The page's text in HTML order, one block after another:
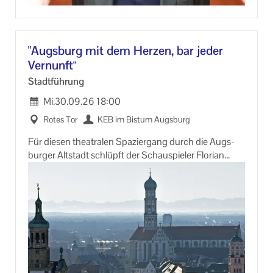
"Augs­burg mit dem Her­zen, bar jeder
Ver­nunft“
Stadt­füh­rung
Mi.30.09.26 18:00
Rotes Tor KEB im Bis­tum Augs­burg
Für die­sen thea­tra­len Spa­zier­gang durch die Augs­
bur­ger Alt­stadt schlüpft der Schau­spie­ler Flo­ri­an
Kreis in die Rolle eines Fran­zis­ka­ners. Vor 800 Jah­ren
sind die ers­ten von ihnen in Augs­burg an­ge­kom­men.
Mit sze­ni­schen In­hal­ten, Le­sun­gen und er­leb­nis­päd­
ago­gi­schen Ele­men­ten fol­gen wir ihrer Bot­schaft
und ihren Spu­ren. Las­sen Sie sich auf dem Spa­zier­
gang be­geis­tern und ver­zau­bern.
Wir tref­fen uns ab ca. 17.45 Uhr vor dem Roten